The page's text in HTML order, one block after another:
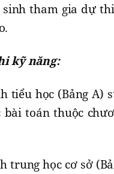
tham gia dự
kỹ năng:
tiểu học (Bảng A)
bài toán thuộc
trung học cơ sở